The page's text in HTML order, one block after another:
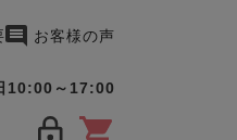
お客様の声
10:00～17:00